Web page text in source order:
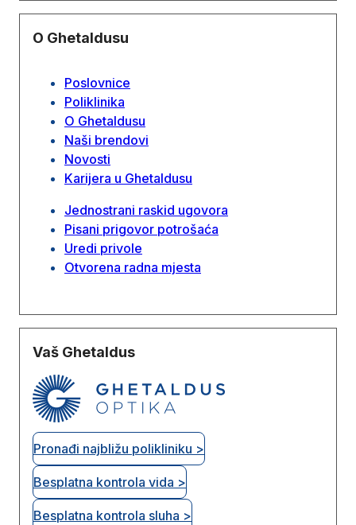
O Ghetaldusu
Poslovnice
Poliklinika
O Ghetaldusu
Naši brendovi
Novosti
Karijera u Ghetaldusu
Jednostrani raskid ugovora
Pisani prigovor potrošaća
Uredi privole
Otvorena radna mjesta
Vaš Ghetaldus
Pronađi najbližu polikliniku >
Besplatna kontrola vida >
Besplatna kontrola sluha >